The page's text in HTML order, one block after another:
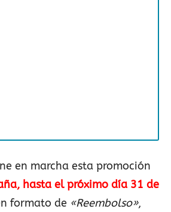
en marcha esta promoción
hasta el próximo día 31 de
formato de «Reembolso»,